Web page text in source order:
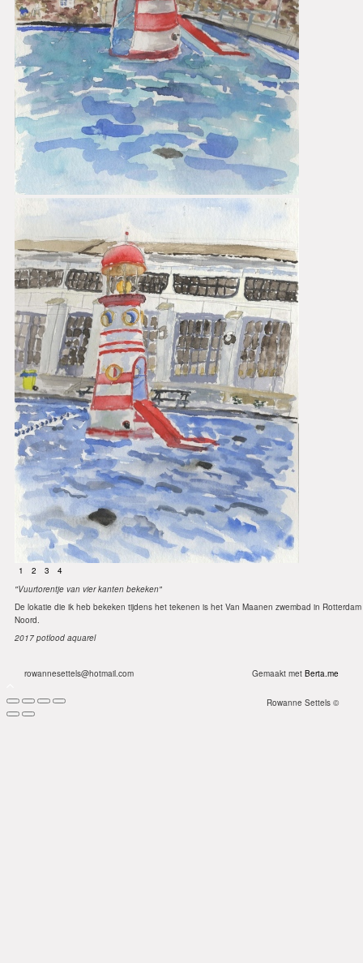
1 2 3
4
"Vuurtorentje van vier kanten bekeken"
De lokatie die ik heb bekeken tijdens het tekenen is het Van Maanen zwembad in Rotterdam
Noord.
2017 potlood aquarel
rowannesettels@hotmail.com Gemaakt met Berta.me
Rowanne Settels ©